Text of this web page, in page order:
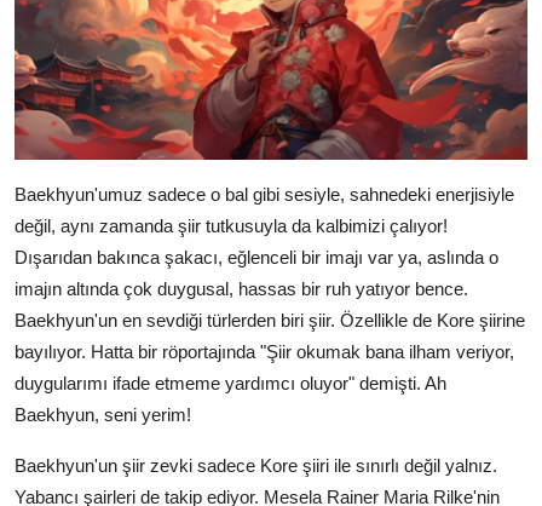
Baekhyun'umuz sadece o bal gibi sesiyle, sahnedeki enerjisiyle
değil, aynı zamanda şiir tutkusuyla da kalbimizi çalıyor!
Dışarıdan bakınca şakacı, eğlenceli bir imajı var ya, aslında o
imajın altında çok duygusal, hassas bir ruh yatıyor bence.
Baekhyun'un en sevdiği türlerden biri şiir. Özellikle de Kore şiirine
bayılıyor. Hatta bir röportajında "Şiir okumak bana ilham veriyor,
duygularımı ifade etmeme yardımcı oluyor" demişti. Ah
Baekhyun, seni yerim!
Baekhyun'un şiir zevki sadece Kore şiiri ile sınırlı değil yalnız.
Yabancı şairleri de takip ediyor. Mesela Rainer Maria Rilke'nin